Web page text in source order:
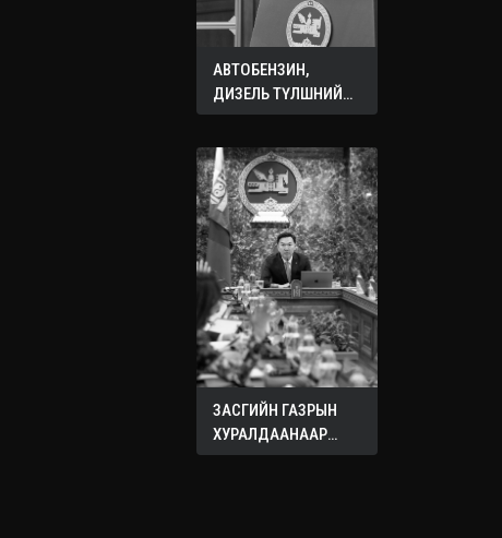
АВТОБЕНЗИН,
ДИЗЕЛЬ ТҮЛШНИЙ
ОНЦГОЙ АЛБАН
ЗАСГИЙН ГАЗРЫН
ХУРАЛДААНААР
ХЭЛЭЛЦЭЖ БУЙ